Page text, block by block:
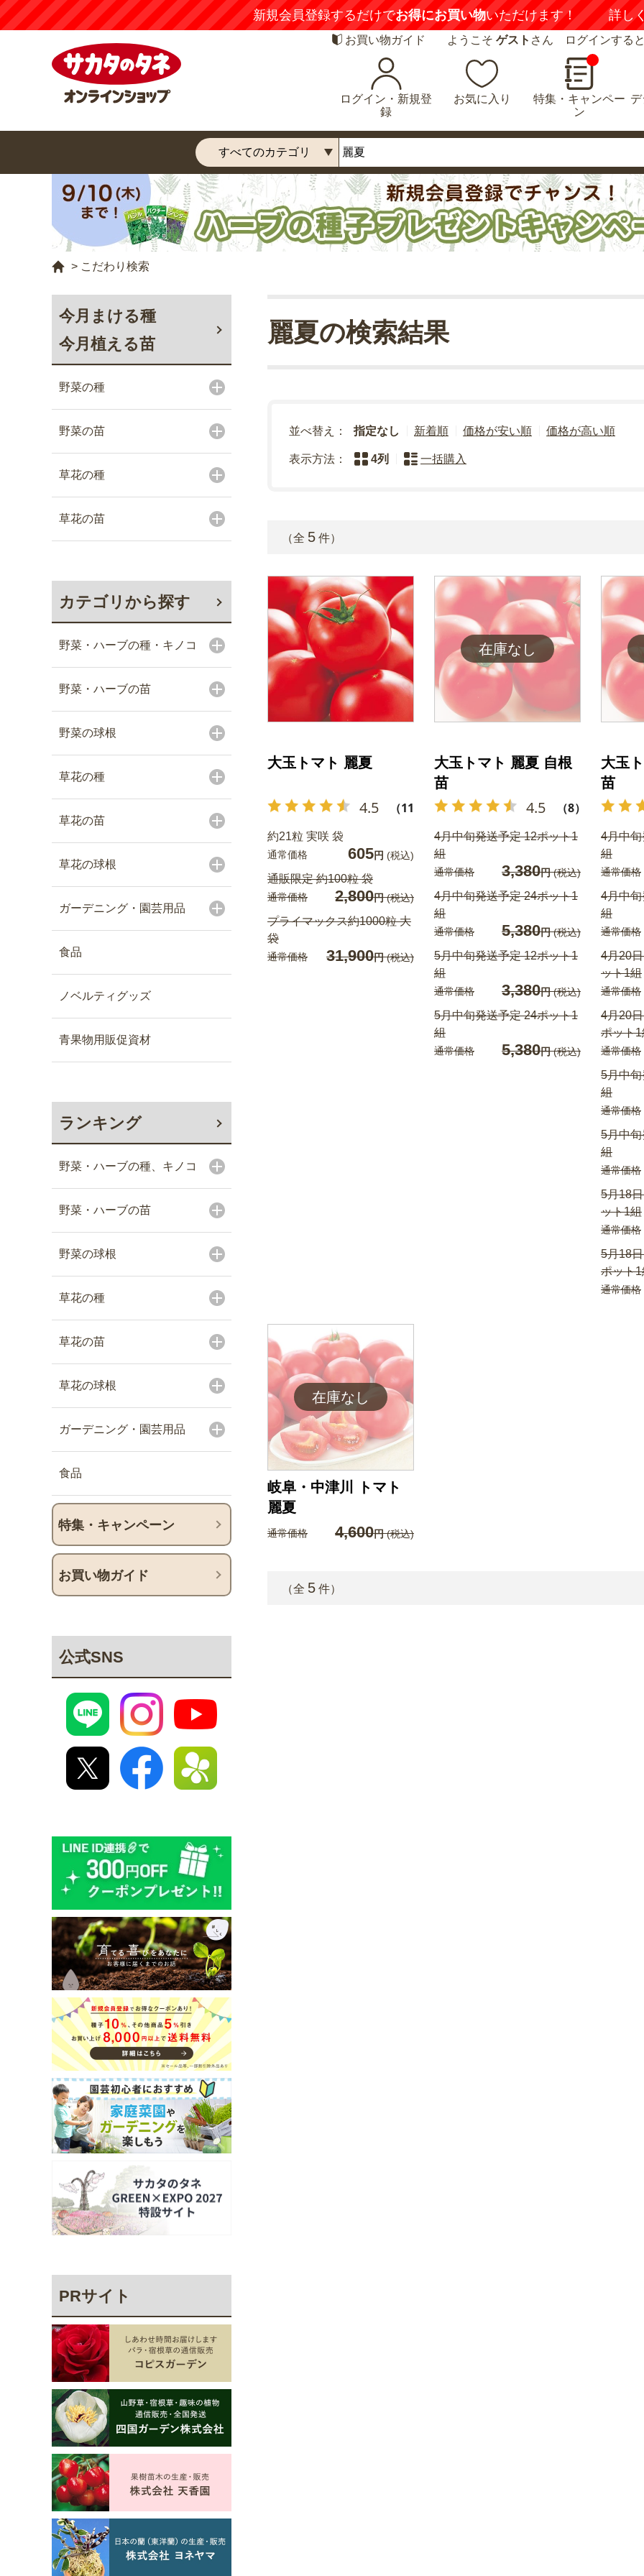
新規会員登録するだけでお得にお買い物いただけます！ 詳し
お買い物ガイド ようこそ ゲスト さん ログインすると
ログイン・新規登
録
お気に入り
特集・キャンペー
ン
> こだわり検索
今月まける種
今月植える苗
野菜の種
野菜の苗
草花の種
草花の苗
カテゴリから探す
野菜・ハーブの種・キノコ
野菜・ハーブの苗
野菜の球根
草花の種
草花の苗
草花の球根
ガーデニング・園芸用品
食品
ノベルティグッズ
青果物用販促資材
ランキング
野菜・ハーブの種、キノコ
野菜・ハーブの苗
野菜の球根
草花の種
草花の苗
草花の球根
ガーデニング・園芸用品
食品
特集・キャンペーン
お買い物ガイド
公式SNS
PRサイト
麗夏の検索結果
並べ替え： 指定なし 新着順 価格が安い順 価格が高い順
表示方法： 4列 一括購入
（全 5 件）
大玉トマト 麗夏
4.5 （112）
約21粒 実咲 袋
通常価格 605円 (税込)
通販限定 約100粒 袋
通常価格 2,800円(税込)
プライマックス約1000粒 大
袋
通常価格 31,900円(税込)
大玉トマト 麗夏 自根
苗
4.5 （8）
4月中旬発送予定 12ポット1
組
通常価格 3,380円(税込)
4月中旬発送予定 24ポット1
組
通常価格 5,380円(税込)
5月中旬発送予定 12ポット1
組
通常価格 3,380円(税込)
5月中旬発送予定 24ポット1
組
通常価格 5,380円(税込)
大玉
苗
4月中
組
通常価格
4月中
組
通常価格
4月20
ット1組
通常価格
4月20
ポット1
通常価格
5月中
組
通常価格
5月中
組
通常価格
5月18
ット1組
通常価格
5月18
ポット1
通常価格
岐阜・中津川 トマト
麗夏
通常価格 4,600円(税込)
（全 5 件）